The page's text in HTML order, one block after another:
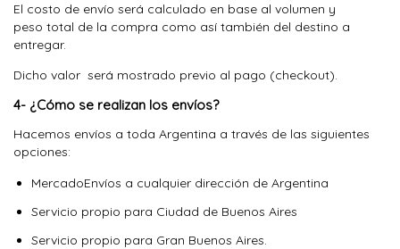
El costo de envío será calculado en base al volumen y
peso total de la compra como así también del destino a
entregar.
Dicho valor será mostrado previo al pago (checkout).
4- ¿Cómo se realizan los envíos?
Hacemos envíos a toda Argentina a través de las siguientes
opciones:
MercadoEnvíos a cualquier dirección de Argentina
Servicio propio para Ciudad de Buenos Aires
Servicio propio para Gran Buenos Aires.